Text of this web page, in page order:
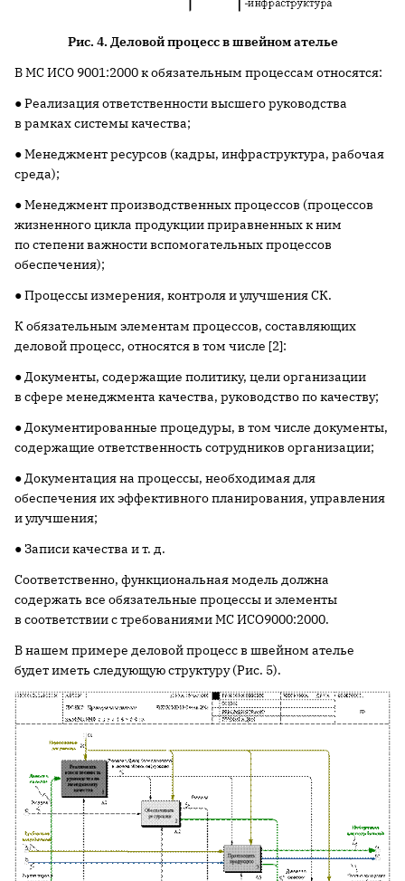
Рис. 4. Деловой процесс в швейном ателье
В МС ИСО 9001:2000 к обязательным процессам относятся:
● Реализация ответственности высшего руководства
в рамках системы качества;
● Менеджмент ресурсов (кадры, инфраструктура, рабочая
среда);
● Менеджмент производственных процессов (процессов
жизненного цикла продукции приравненных к ним
по степени важности вспомогательных процессов
обеспечения);
● Процессы измерения, контроля и улучшения СК.
К обязательным элементам процессов, составляющих
деловой процесс, относятся в том числе [2]:
● Документы, содержащие политику, цели организации
в сфере менеджмента качества, руководство по качеству;
● Документированные процедуры, в том числе документы,
содержащие ответственность сотрудников организации;
● Документация на процессы, необходимая для
обеспечения их эффективного планирования, управления
и улучшения;
● Записи качества и т. д.
Соответственно, функциональная модель должна
содержать все обязательные процессы и элементы
в соответствии с требованиями МС ИСО9000:2000.
В нашем примере деловой процесс в швейном ателье
будет иметь следующую структуру (Рис. 5).